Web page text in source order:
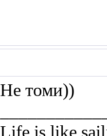
Не томи))
Life is like